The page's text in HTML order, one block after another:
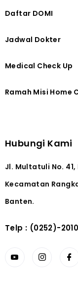
Daftar DOMI
Jadwal Dokter
Medical Check Up
Ramah Misi Home
Hubungi Kami
Jl. Multatuli No.
Kecamatan
Banten.
Telp : (0252)-